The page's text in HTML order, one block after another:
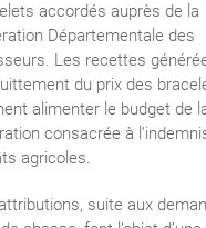
accordés auprès de la
Départementale des
Les recettes
du prix des
alimenter le budget de
consacrée à
agricoles.
suite aux